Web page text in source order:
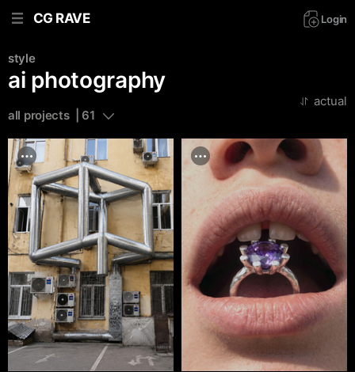
CG RAVE Login
style
ai photography
all projects  | 61
actual